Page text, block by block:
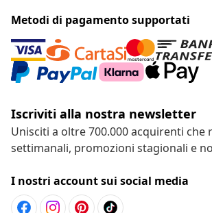
Metodi di pagamento supportati
Iscriviti alla nostra newsletter
Unisciti a oltre 700.000 acquirenti che
settimanali, promozioni stagionali e
I nostri account sui social media